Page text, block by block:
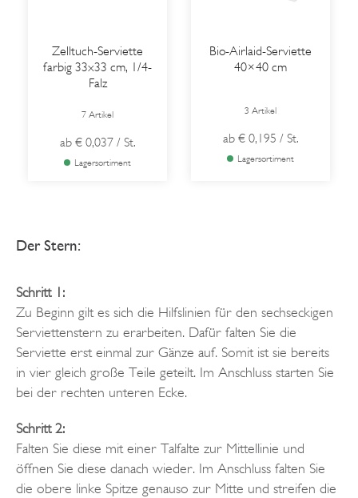
Zelltuch-Serviette
farbig 33x33 cm, 1/4-
Falz
7 Artikel
ab € 0,037 / St.
Lagersortiment
Bio-Airlaid-Serviette
40×40 cm
3 Artikel
ab € 0,195 / St.
Lagersortiment
Der Stern:
Schritt 1:
Zu Beginn gilt es sich die Hilfslinien für den sechseckigen
Serviettenstern zu erarbeiten. Dafür falten Sie die
Serviette erst einmal zur Gänze auf. Somit ist sie bereits
in vier gleich große Teile geteilt. Im Anschluss starten Sie
bei der rechten unteren Ecke.
Schritt 2:
Falten Sie diese mit einer Talfalte zur Mittellinie und
öffnen Sie diese danach wieder. Im Anschluss falten Sie
die obere linke Spitze genauso zur Mitte und streifen die